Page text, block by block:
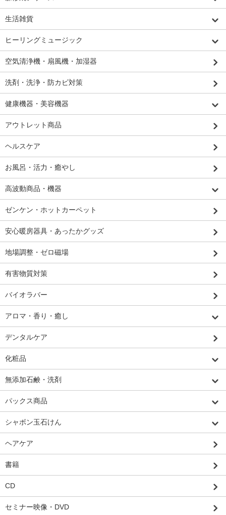
生活雑貨
ヒーリングミュージック
空気清浄機・扇風機・加湿器
洗剤・洗浄・防カビ対策
健康機器・美容機器
アウトレット商品
ヘルスケア
お風呂・活力・癒やし
高波動商品・機器
ゼンケン・ホットカーペット
安心暖房器具・あったかグッズ
地場調整・ゼロ磁場
有害物質対策
バイオラバー
アロマ・香り・癒し
デンタルケア
化粧品
無添加石鹸・洗剤
パックス商品
シャボン玉石けん
ヘアケア
書籍
CD
セミナー映像・DVD